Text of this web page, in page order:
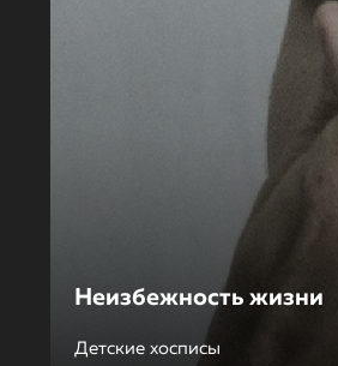
Неизбежность жизни
Детские хосписы